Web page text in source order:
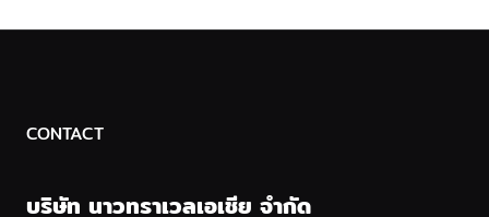
CONTACT
บริษัท นาวทราเวลเอเชีย จำกัด